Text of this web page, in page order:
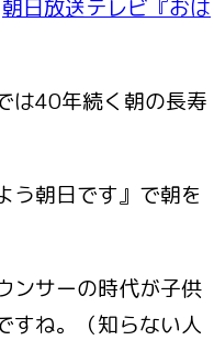
朝日放送テレビ『おは
は40年続く朝の長寿
う朝日です』で朝を
ンサーの時代が子供
すね。（知らない人